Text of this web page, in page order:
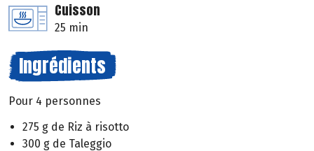
Cuisson
25 min
Ingrédients
Pour 4 personnes
275 g de Riz à risotto
300 g de Taleggio